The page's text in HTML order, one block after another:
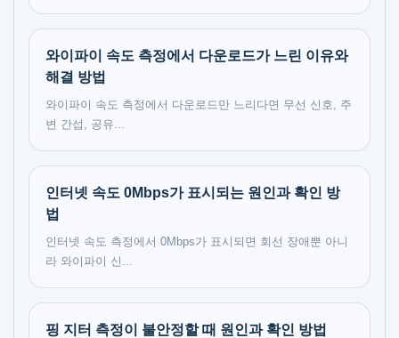
와이파이 속도 측정에서 다운로드가 느린 이유와
해결 방법
와이파이 속도 측정에서 다운로드만 느리다면 무선 신호, 주
변 간섭, 공유...
인터넷 속도 0Mbps가 표시되는 원인과 확인 방
법
인터넷 속도 측정에서 0Mbps가 표시되면 회선 장애뿐 아니
라 와이파이 신...
핑 지터 측정이 불안정할 때 원인과 확인 방법